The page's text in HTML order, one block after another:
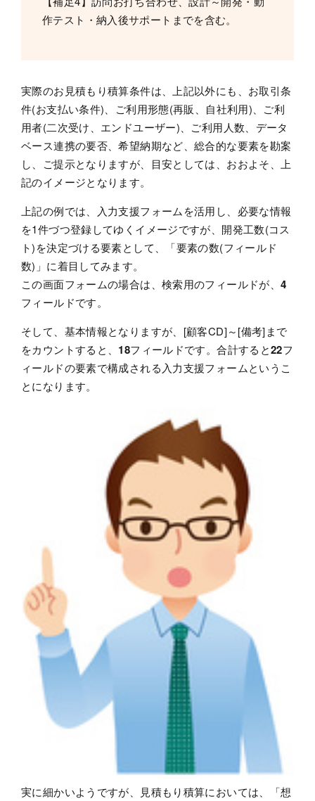
作テスト・納入後サポートまでを含む。
実際のお見積もり積算条件は、上記以外にも、お取引条
件(お支払い条件)、ご利用形態(再販、自社利用)、ご利
用者(二次受け、エンドユーザー)、ご利用人数、データ
ベース連携の要否、希望納期など、総合的な要素を勘案
し、ご提示となりますが、目安としては、おおよそ、上
記のイメージとなります。
上記の例では、入力支援フォームを活用し、必要な情報
を1件づつ登録してゆくイメージですが、開発工数(コス
ト)を決定づける要素として、「要素の数(フィールド
数)」に着目してみます。
この画面フォームの場合は、検索用のフィールドが、 4
フィールドです。
そして、基本情報となりますが、[顧客CD]～[備考]まで
をカウントすると、 18フィールドです。合計すると22フ
ィールドの要素で構成される入力支援フォームというこ
とになります。
実に細かいようですが、見積もり積算においては、「想